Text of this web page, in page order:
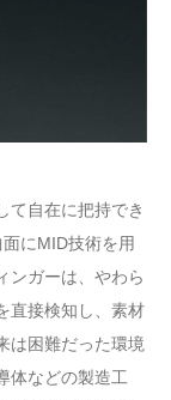
て自在に把持でき
にMID技術を用
ンガーは、やわら
直接検知し、素材
は困難だった環境
体などの製造工